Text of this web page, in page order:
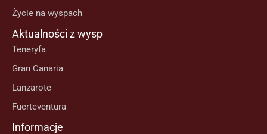
Życie na wyspach
Aktualności z wysp
Teneryfa
Gran Canaria
Lanzarote
Fuerteventura
Informacje